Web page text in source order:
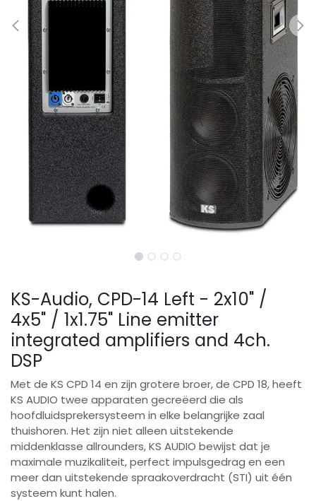
KS-Audio, CPD-14 Left - 2x10" /
4x5" / 1x1.75" Line emitter
integrated amplifiers and 4ch.
DSP
Met de KS CPD 14 en zijn grotere broer, de CPD 18, heeft
KS AUDIO twee apparaten gecreëerd die als
hoofdluidsprekersysteem in elke belangrijke zaal
thuishoren. Het zijn niet alleen uitstekende
middenklasse allrounders, KS AUDIO bewijst dat je
maximale muzikaliteit, perfect impulsgedrag en een
meer dan uitstekende spraakoverdracht (STI) uit één
systeem kunt halen.